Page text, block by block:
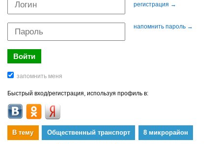
регистрация →
напомнить пароль →
Быстрый вход/регистрация, используя профиль в:
В тему Общественный транспорт 8 микрорайон